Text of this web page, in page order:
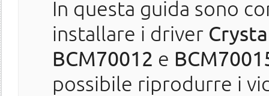
In questa guida sono
installare i driver
BCM70012 e
possibile riprodurre i